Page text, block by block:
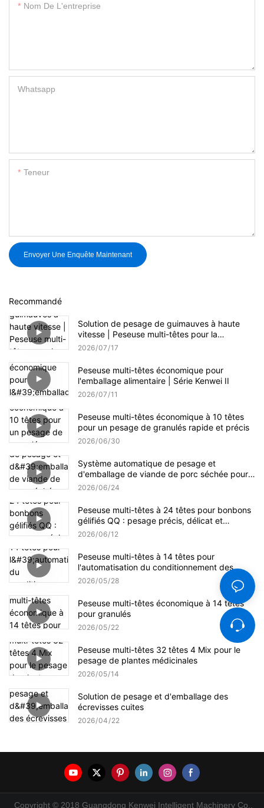
Nom De L'entreprise
Whatsapp
Teneur
Envoyer Une Enquête Maintenant
Recommandé
Solution de pesage de guimauves à haute
vitesse | Peseuse multi-têtes pour la
production de confiseries
2026 07 17
Peseuse multi-têtes économique pour
l'emballage alimentaire | Série Kenwei II
2026 07 11
Peseuse multi-têtes économique à 10 têtes
pour un pesage de granulés rapide et précis
2026 06 30
Système automatique de pesage et
d'emballage de viande de porc séchée pour
petits et grands formats
2026 06 24
Peseuse multi-têtes à 24 têtes pour bonbons
gélifiés QQ : pesage précis, délicat et
efficace
2026 06 12
Peseuse multi-têtes à 14 têtes pour
l'automatisation du conditionnement des
graines de tournesol
2026 05 28
Peseuse multi-têtes économique à 14 têtes
pour granulés
2026 05 22
Peseuse multi-têtes 32 têtes 4 Mix pour le
pesage de plantes médicinales
2026 05 14
Solution de pesage et d'emballage des
écrevisses cuites
2026 04 22
Copyright © 2018 Guangdong Kenwei Intelligent Machinery Co.,